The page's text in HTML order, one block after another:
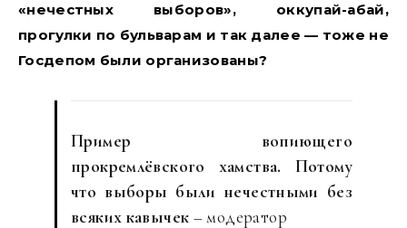
«нечестных выборов», оккупай-абай,
прогулки по бульварам и так далее — тоже не
Госдепом были организованы?
Пример вопиющего
прокремлёвского хамства. Потому
что выборы были нечестными без
всяких кавычек – модератор